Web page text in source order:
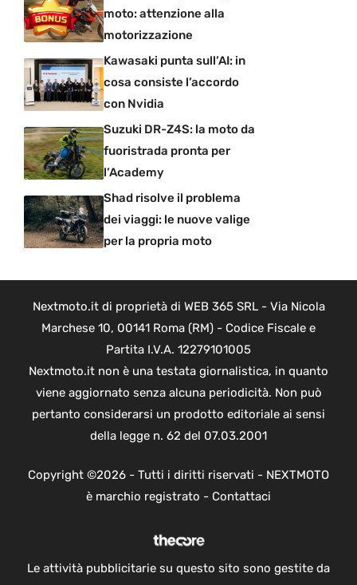
moto: attenzione alla
motorizzazione
Kawasaki punta sull’AI: in
cosa consiste l’accordo
con Nvidia
Suzuki DR-Z4S: la moto da
fuoristrada pronta per
l’Academy
Shad risolve il problema
dei viaggi: le nuove valige
per la propria moto
Nextmoto.it di proprietà di WEB 365 SRL - Via Nicola
Marchese 10, 00141 Roma (RM) - Codice Fiscale e
Partita I.V.A. 12279101005
Nextmoto.it non è una testata giornalistica, in quanto
viene aggiornato senza alcuna periodicità. Non può
pertanto considerarsi un prodotto editoriale ai sensi
della legge n. 62 del 07.03.2001
Copyright ©2026 - Tutti i diritti riservati - NEXTMOTO
è marchio registrato - Contattaci
Le attività pubblicitarie su questo sito sono gestite da